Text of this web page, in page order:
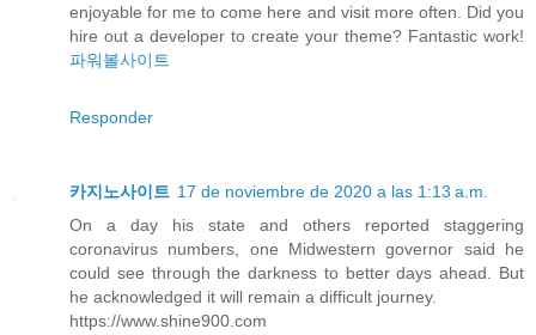
enjoyable for me to come here and visit more often. Did you
hire out a developer to create your theme? Fantastic work!
파워볼사이트
Responder
카지노사이트 17 de noviembre de 2020 a las 1:13 a.m.
On a day his state and others reported staggering
coronavirus numbers, one Midwestern governor said he
could see through the darkness to better days ahead. But
he acknowledged it will remain a difficult journey.
https://www.shine900.com